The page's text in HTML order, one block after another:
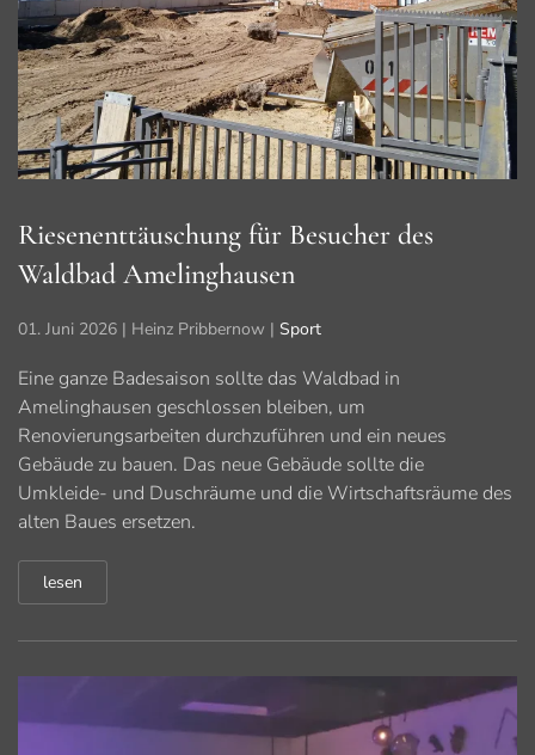
Riesenenttäuschung für Besucher des
Waldbad Amelinghausen
01. Juni 2026 | Heinz Pribbernow | Sport
Eine ganze Badesaison sollte das Waldbad in
Amelinghausen geschlossen bleiben, um
Renovierungsarbeiten durchzuführen und ein neues
Gebäude zu bauen. Das neue Gebäude sollte die
Umkleide- und Duschräume und die Wirtschaftsräume des
alten Baues ersetzen.
lesen